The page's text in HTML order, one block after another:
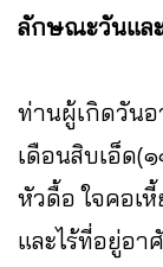
ลักษณะวันแล
ท่านผู้เกิดวันอ
เดือนสิบเอ็ด(
หัวดื้อ ใจคอเ
และไร้ที่อยู่อ